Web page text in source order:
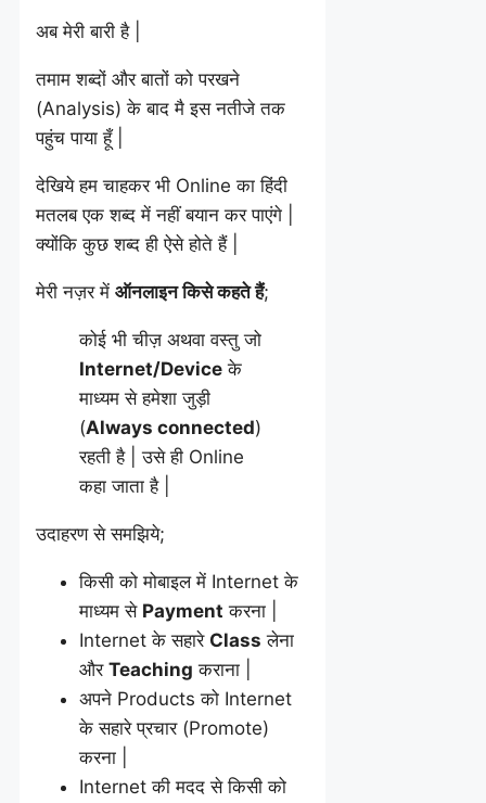
अब मेरी बारी है |
तमाम शब्दों और बातों को परखने
(Analysis) के बाद मै इस नतीजे तक
पहुंच पाया हूँ |
देखिये हम चाहकर भी Online का हिंदी
मतलब एक शब्द में नहीं बयान कर पाएंगे |
क्योंकि कुछ शब्द ही ऐसे होते हैं |
मेरी नज़र में ऑनलाइन किसे कहते हैं;
कोई भी चीज़ अथवा वस्तु जो
Internet/Device के
माध्यम से हमेशा जुड़ी
(Always connected)
रहती है | उसे ही Online
कहा जाता है |
उदाहरण से समझिये;
किसी को मोबाइल में Internet के
माध्यम से Payment करना |
Internet के सहारे Class लेना
और Teaching कराना |
अपने Products को Internet
के सहारे प्रचार (Promote)
करना |
Internet की मदद से किसी को